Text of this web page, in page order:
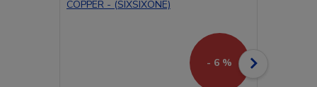
- 6 %